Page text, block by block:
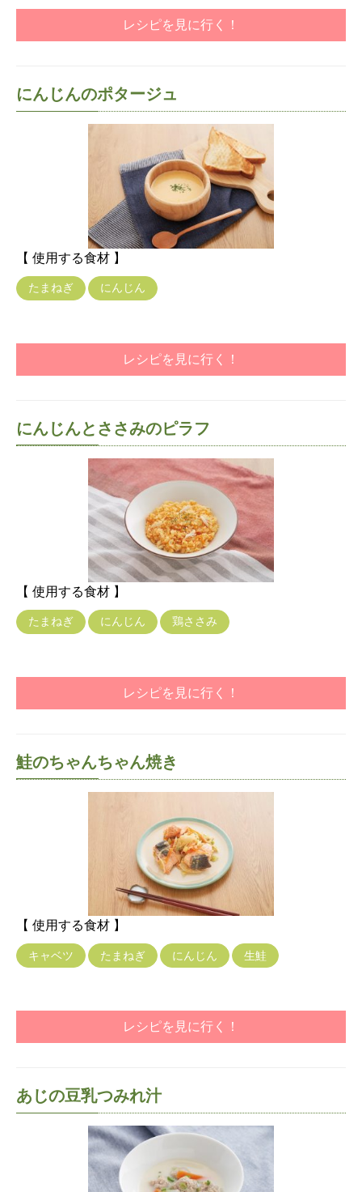
レシピを見に行く！
にんじんのポタージュ
【 使用する食材 】
たまねぎ にんじん
レシピを見に行く！
にんじんとささみのピラフ
【 使用する食材 】
たまねぎ にんじん 鶏ささみ
レシピを見に行く！
鮭のちゃんちゃん焼き
【 使用する食材 】
キャベツ たまねぎ にんじん 生鮭
レシピを見に行く！
あじの豆乳つみれ汁